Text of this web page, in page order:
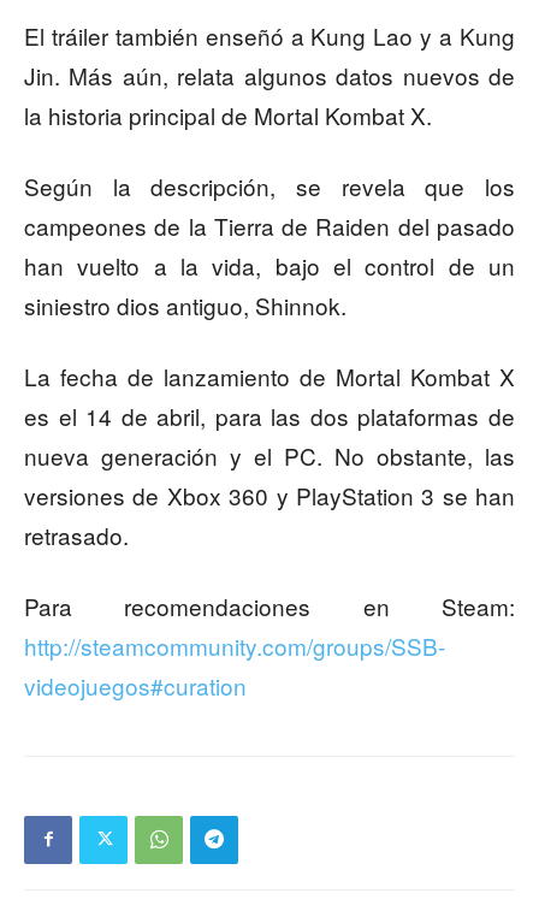
El tráiler también enseñó a Kung Lao y a Kung
Jin. Más aún, relata algunos datos nuevos de
la historia principal de Mortal Kombat X.
Según la descripción, se revela que los
campeones de la Tierra de Raiden del pasado
han vuelto a la vida, bajo el control de un
siniestro dios antiguo, Shinnok.
La fecha de lanzamiento de Mortal Kombat X
es el 14 de abril, para las dos plataformas de
nueva generación y el PC. No obstante, las
versiones de Xbox 360 y PlayStation 3 se han
retrasado.
Para recomendaciones en Steam:
http://steamcommunity.com/groups/SSB-
videojuegos#curation